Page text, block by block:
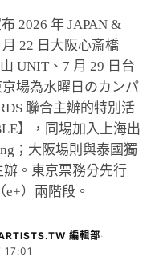
2026 年 JAPAN &
22 日大阪心斎橋
UNIT、7 月 29 日台
京場為水曜日のカンパ
聯合主辦的特別活
】，同場加入上海出
；大阪場則與泰國獨
辦。東京票務分先行
e+）兩階段。
編輯部·
17:01